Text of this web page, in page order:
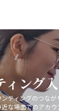
します。これによ
に防ぎ、また発生
る基盤を作ること
ジネスマンにとっ
ンではなく、双方
回ご紹介したポ
い人との対処法」
、つまり使用する媒
での会議、電話会
ど、ツールや場面
法が存在します。そ
解し、状況に合わせ
こうした注意点を
力を継続的にブラ
成長に繋がるのです。
ローラの事例で
術革新に乗り遅れ
産自動車は過度な
ドイメージの低下
大きな課題を突き
ッドオーシャンの
や市場模倣だけで
の独自性の追求が
がら、自己管理能
ように、先延ばし
を超えて、複雑な
ため、多角的な視
ス現場では、タス
ケジュール管理
のITツールを活用
ィング
ティングのつなが
な場面でのアカウ